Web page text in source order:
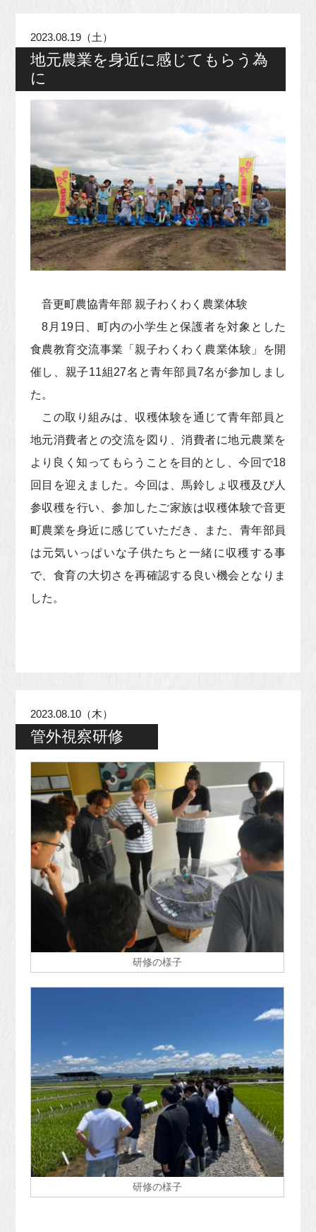
2023.08.19（土）
地元農業を身近に感じてもらう為
に
音更町農協青年部 親子わくわく農業体験
8月19日、町内の小学生と保護者を対象とした
食農教育交流事業「親子わくわく農業体験」を開
催し、親子11組27名と青年部員7名が参加しまし
た。
この取り組みは、収穫体験を通じて青年部員と
地元消費者との交流を図り、消費者に地元農業を
より良く知ってもらうことを目的とし、今回で18
回目を迎えました。今回は、馬鈴しょ収穫及び人
参収穫を行い、参加したご家族は収穫体験で音更
町農業を身近に感じていただき、また、青年部員
は元気いっぱいな子供たちと一緒に収穫する事
で、食育の大切さを再確認する良い機会となりま
した。
2023.08.10（木）
管外視察研修
研修の様子
研修の様子